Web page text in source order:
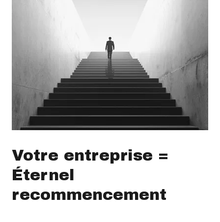
Votre entreprise =
Éternel
recommencement